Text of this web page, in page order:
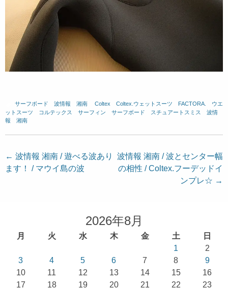
サーフボード 波情報 湘南 Coltex Coltex.ウェットスーツ FACTORA.
ウエ
ットスーツ
コルテックス サーフィン サーフボード スチュアートスミス
波情
報 湘南
投
稿
← 波情報 湘南 / 遊べる波あり
ます！ / マウイ島の波
波情報 湘南 / 波とセンター幅
の相性 / Coltex.フーデッドイ
ンプレ☆ →
2026年8月
月 火 水 木 金 土
日
1
2
3
4 5 6 7 8
9
10
11 12 13 14 15
16
17
18 19 20 21 22
23